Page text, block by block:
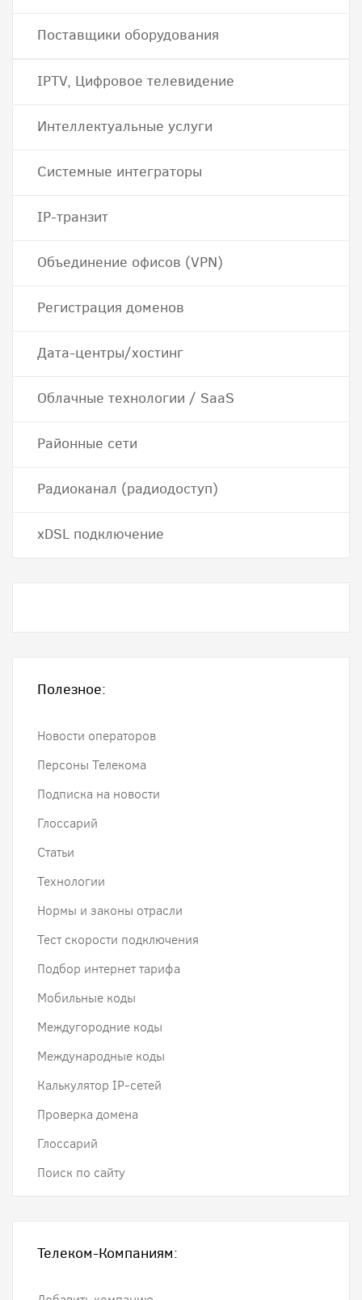
Поставщики оборудования
IPTV, Цифровое телевидение
Интеллектуальные услуги
Системные интеграторы
IP-транзит
Объединение офисов (VPN)
Регистрация доменов
Дата-центры/хостинг
Облачные технологии / SaaS
Районные сети
Радиоканал (радиодоступ)
хDSL подключение
Полезное:
Новости операторов
Персоны Телекома
Подписка на новости
Глоссарий
Статьи
Технологии
Нормы и законы отрасли
Тест скорости подключения
Подбор интернет тарифа
Мобильные коды
Междугородние коды
Международные коды
Калькулятор IP-сетей
Проверка домена
Глоссарий
Поиск по сайту
Телеком-Компаниям: